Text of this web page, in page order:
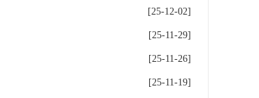
[25-12-02]
[25-11-29]
[25-11-26]
[25-11-19]